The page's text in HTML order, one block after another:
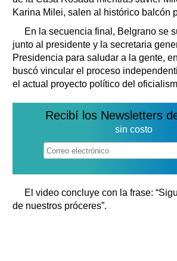
Karina Milei, salen al histórico balcón
En la secuencia final, Belgrano se
junto al presidente y la secretaria
Presidencia para saludar a la gente,
buscó vincular el proceso
el actual proyecto político del
Recibí los Newsletters
sin costo
El video concluye con la frase:
de nuestros próceres”.